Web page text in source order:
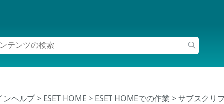
ンヘルプ> ESET HOME > ESET HOMEでの作業 >サブスクリ